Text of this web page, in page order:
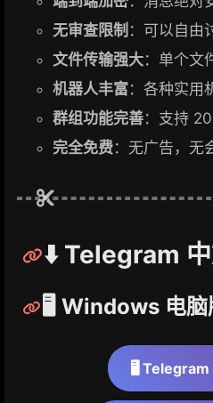
无审查限制 ：可以自由
文件传输强大：单个文
机器人丰富：各种实用
群组功能完善：支持
完全免费：无广告，无
⬇️ Telegram
🖥️ Windows 电脑
🖥️ Telegram